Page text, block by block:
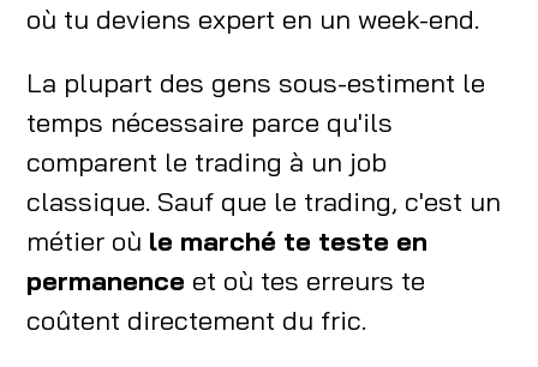
où tu deviens expert en un week-end.
La plupart des gens sous-estiment le
temps nécessaire parce qu'ils
comparent le trading à un job
classique. Sauf que le trading, c'est un
métier où le marché te teste en
permanence et où tes erreurs te
coûtent directement du fric.